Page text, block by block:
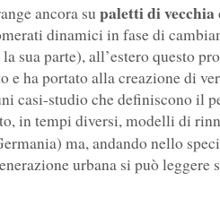
ancora su paletti di vecchia
dinamici in fase di
sua parte), all’estero questo
e ha portato alla creazione di
casi-studio che definiscono il
in tempi diversi, modelli di
ma, andando nello
urbana si può leggere